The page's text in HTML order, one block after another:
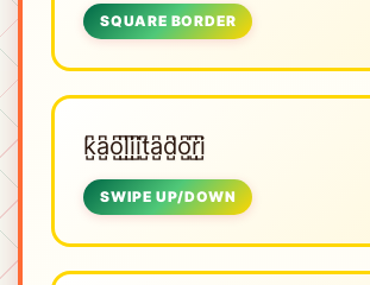
SQUARE BORDER
k̺͆a̺͆o̺͆l̺͆i̺͆i̺͆t̺͆a̺͆d̺͆o̺͆r̺͆i̺͆
SWIPE UP/DOWN